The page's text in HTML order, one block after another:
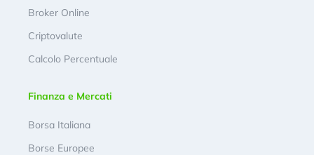
Broker Online
Criptovalute
Calcolo Percentuale
Finanza e Mercati
Borsa Italiana
Borse Europee